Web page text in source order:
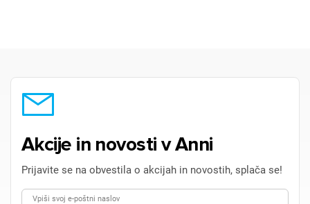
Akcije in novosti v Anni
Prijavite se na obvestila o akcijah in novostih, splača se!
Vpiši svoj e-poštni naslov